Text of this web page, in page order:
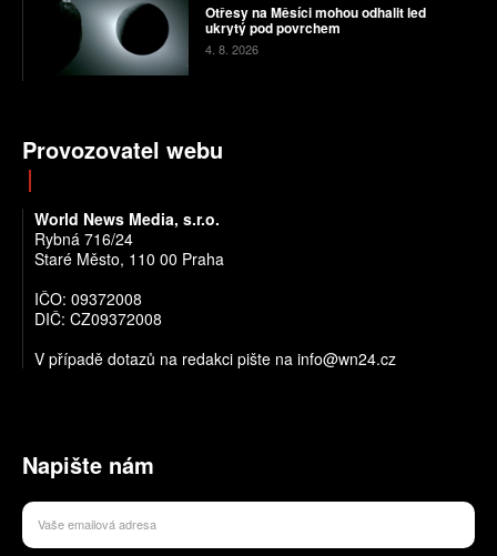
Otřesy na Měsíci mohou odhalit led
ukrytý pod povrchem
4. 8. 2026
Provozovatel webu
World News Media, s.r.o.
Rybná 716/24
Staré Město, 110 00 Praha
IČO: 09372008
DIČ: CZ09372008
V případě dotazů na redakci pište na info@wn24.cz
Napište nám